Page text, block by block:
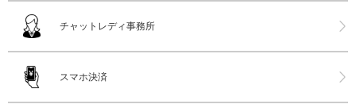
チャットレディ事務所
スマホ決済